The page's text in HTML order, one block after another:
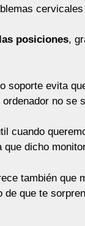
posiciones,
soporte evita
no se
cuando
dicho
también que
que te